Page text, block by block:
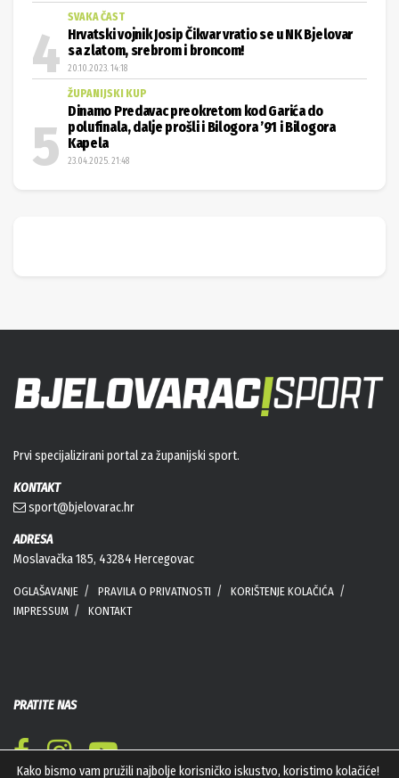
SVAKA ČAST
Hrvatski vojnik Josip Čikvar vratio se u NK Bjelovar
sa zlatom, srebrom i broncom!
20.10.2023. 14:18
ŽUPANIJSKI KUP
Dinamo Predavac preokretom kod Garića do
polufinala, dalje prošli i Bilogora ’91 i Bilogora
Kapela
23.04.2025. 21:48
Prvi specijalizirani portal za županijski sport.
KONTAKT
sport@bjelovarac.hr
ADRESA
Moslavačka 185, 43284 Hercegovac
OGLAŠAVANJE PRAVILA O PRIVATNOSTI
KORIŠTENJE KOLAČIĆA
IMPRESSUM
KONTAKT
PRATITE NAS
Kako bismo vam pružili najbolje korisničko iskustvo, koristimo kolačiće!